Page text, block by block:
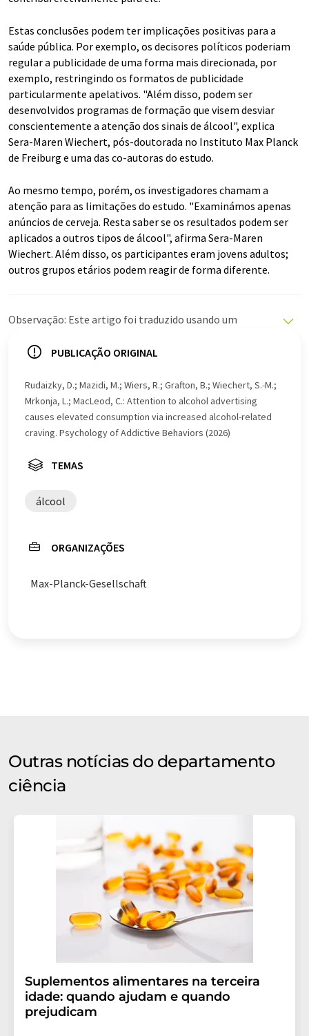
Estas conclusões podem ter implicações positivas para a
saúde pública. Por exemplo, os decisores políticos poderiam
regular a publicidade de uma forma mais direcionada, por
exemplo, restringindo os formatos de publicidade
particularmente apelativos. "Além disso, podem ser
desenvolvidos programas de formação que visem desviar
conscientemente a atenção dos sinais de álcool", explica
Sera-Maren Wiechert, pós-doutorada no Instituto Max Planck
de Freiburg e uma das co-autoras do estudo.
Ao mesmo tempo, porém, os investigadores chamam a
atenção para as limitações do estudo. "Examinámos apenas
anúncios de cerveja. Resta saber se os resultados podem ser
aplicados a outros tipos de álcool", afirma Sera-Maren
Wiechert. Além disso, os participantes eram jovens adultos;
outros grupos etários podem reagir de forma diferente.
Observação: Este artigo foi traduzido usando um
LUMITOS oferece essas traduções automáticas para
Como este artigo foi traduzido com tradução
automática, é possível que contenha erros de
vocabulário, sintaxe ou gramática. O artigo original em
Inglês pode ser encontradoaqui.
PUBLICAÇÃO ORIGINAL
Rudaizky, D.; Mazidi, M.; Wiers, R.; Grafton, B.; Wiechert, S.-M.;
Mrkonja, L.; MacLeod, C.: Attention to alcohol advertising
causes elevated consumption via increased alcohol-related
craving. Psychology of Addictive Behaviors (2026)
TEMAS
álcool
ORGANIZAÇÕES
Max-Planck-Gesellschaft
Outras notícias do departamento
ciência
Suplementos alimentares na terceira
idade: quando ajudam e quando
prejudicam